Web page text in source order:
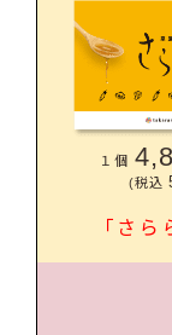
１個
(税込
「さ